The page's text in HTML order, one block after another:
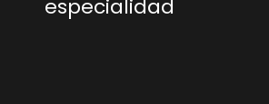
especialidad